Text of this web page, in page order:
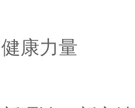
康力量